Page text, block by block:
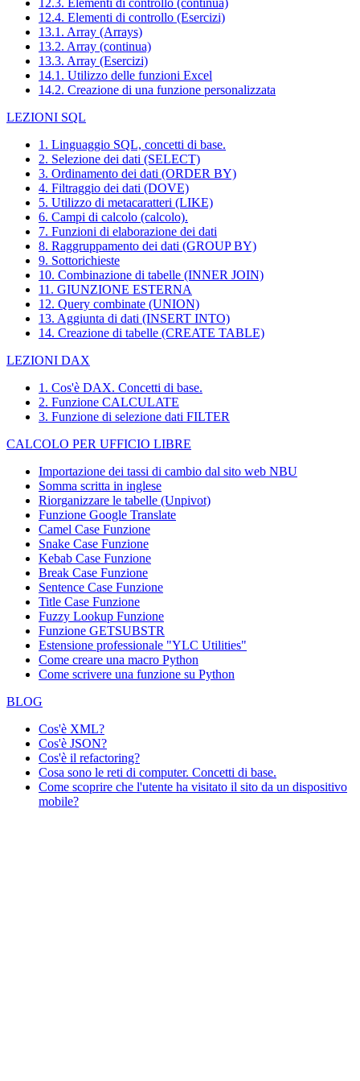
12.3. Elementi di controllo (continua)
12.4. Elementi di controllo (Esercizi)
13.1. Array (Arrays)
13.2. Array (continua)
13.3. Array (Esercizi)
14.1. Utilizzo delle funzioni Excel
14.2. Creazione di una funzione personalizzata
LEZIONI SQL
1. Linguaggio SQL, concetti di base.
2. Selezione dei dati (SELECT)
3. Ordinamento dei dati (ORDER BY)
4. Filtraggio dei dati (DOVE)
5. Utilizzo di metacaratteri (LIKE)
6. Campi di calcolo (calcolo).
7. Funzioni di elaborazione dei dati
8. Raggruppamento dei dati (GROUP BY)
9. Sottorichieste
10. Combinazione di tabelle (INNER JOIN)
11. GIUNZIONE ESTERNA
12. Query combinate (UNION)
13. Aggiunta di dati (INSERT INTO)
14. Creazione di tabelle (CREATE TABLE)
LEZIONI DAX
1. Cos'è DAX. Concetti di base.
2. Funzione CALCULATE
3. Funzione di selezione dati FILTER
CALCOLO PER UFFICIO LIBRE
Importazione dei tassi di cambio dal sito web NBU
Somma scritta in inglese
Riorganizzare le tabelle (Unpivot)
Funzione Google Translate
Camel Case Funzione
Snake Case Funzione
Kebab Case Funzione
Break Case Funzione
Sentence Case Funzione
Title Case Funzione
Fuzzy Lookup Funzione
Funzione GETSUBSTR
Estensione professionale "YLC Utilities"
Come creare una macro Python
Come scrivere una funzione su Python
BLOG
Cos'è XML?
Cos'è JSON?
Cos'è il refactoring?
Cosa sono le reti di computer. Concetti di base.
Come scoprire che l'utente ha visitato il sito da un dispositivo
mobile?